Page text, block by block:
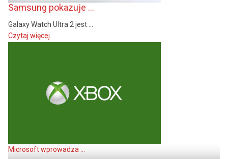
Samsung pokazuje ...
Galaxy Watch Ultra 2 jest ...
Czytaj więcej
Microsoft wprowadza ...